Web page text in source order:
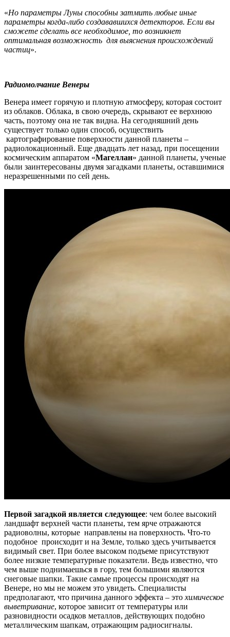
«Но параметры Луны способны затмить любые иные
параметры когда-либо создававшихся детекторов. Если вы
сможете сделать все необходимое, то возникнет
оптимальная возможность для выяснения происхождений
частиц».
Радиомолчание Венеры
Венера имеет горячую и плотную атмосферу, которая состоит
из облаков. Облака, в свою очередь, скрывают ее верхнюю
часть, поэтому она не так видна. На сегодняшний день
существует только один способ, осуществить
картографирование поверхности данной планеты –
радиолокационный. Еще двадцать лет назад, при посещении
космическим аппаратом «Магеллан» данной планеты, ученые
были заинтересованы двумя загадками планеты, оставшимися
неразрешенными по сей день.
Первой загадкой является следующее: чем более высокий
ландшафт верхней части планеты, тем ярче отражаются
радиоволны, которые направлены на поверхность. Что-то
подобное происходит и на Земле, только здесь учитывается
видимый свет. При более высоком подъеме присутствуют
более низкие температурные показатели. Ведь известно, что
чем выше поднимаешься в гору, тем большими являются
снеговые шапки. Такие самые процессы происходят на
Венере, но мы не можем это увидеть. Специалисты
предполагают, что причина данного эффекта – это химическое
выветривание, которое зависит от температуры или
разновидности осадков металлов, действующих подобно
металлическим шапкам, отражающим радиосигналы.